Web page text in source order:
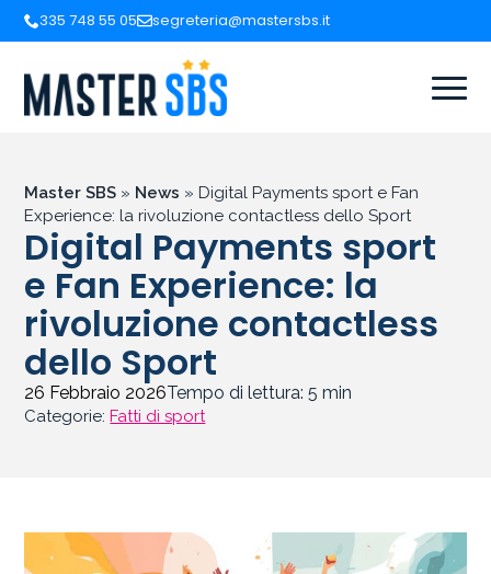
335 748 55 05 segreteria@mastersbs.it
Master SBS » News » Digital Payments sport e Fan
Experience: la rivoluzione contactless dello Sport
Digital Payments sport
e Fan Experience: la
rivoluzione contactless
dello Sport
26 Febbraio 2026Tempo di lettura:5 min
Categorie:Fatti di sport